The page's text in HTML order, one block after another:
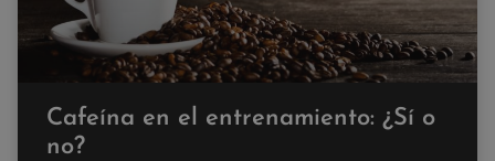
Cafeína en el entrenamiento: ¿Sí o
no?